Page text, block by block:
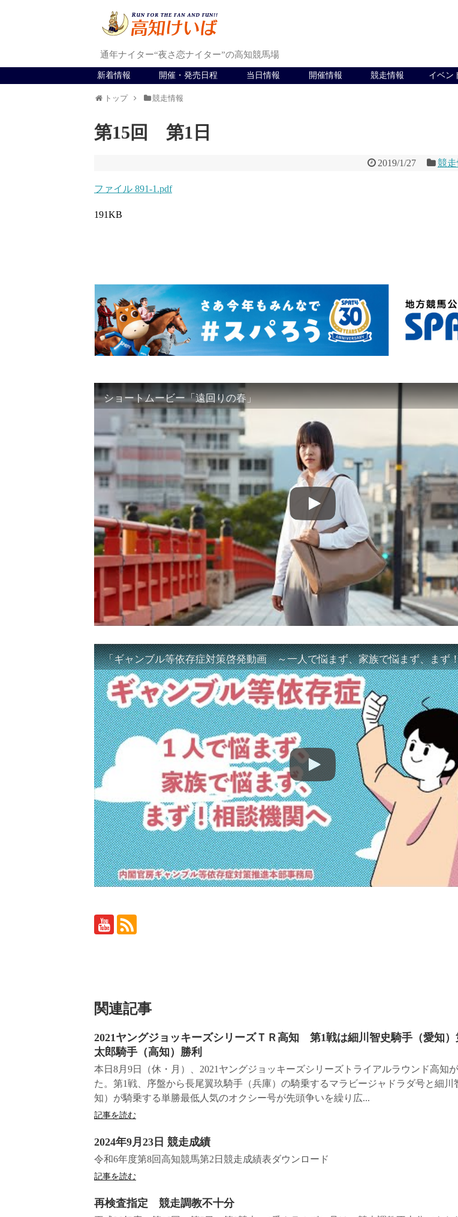
通年ナイター“夜さ恋ナイター”の高知競馬場
新着情報 開催・発売日程 当日情報 開催情報 競走情報 イベン
トップ 競走情報
第15回 第1日
2019/1/27 競
ファイル 891-1.pdf
191KB
ショートムービー「遠回りの春」
関連記事
2021ヤングジョッキーズシリーズＴＲ高知 第1戦は細川智史騎手（愛知）
太郎騎手（高知）勝利
本日8月9日（休・月）、2021ヤングジョッキーズシリーズトライアルラウンド高知
た。第1戦、序盤から長尾翼玖騎手（兵庫）の騎乗するマラビージャドラダ号と細川
知）が騎乗する単勝最低人気のオクシー号が先頭争いを繰り広...
記事を読む
2024年9月23日 競走成績
令和6年度第8回高知競馬第2日競走成績表ダウンロード
記事を読む
再検査指定 競走調教不十分